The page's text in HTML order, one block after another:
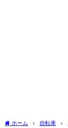
ホーム 自転車